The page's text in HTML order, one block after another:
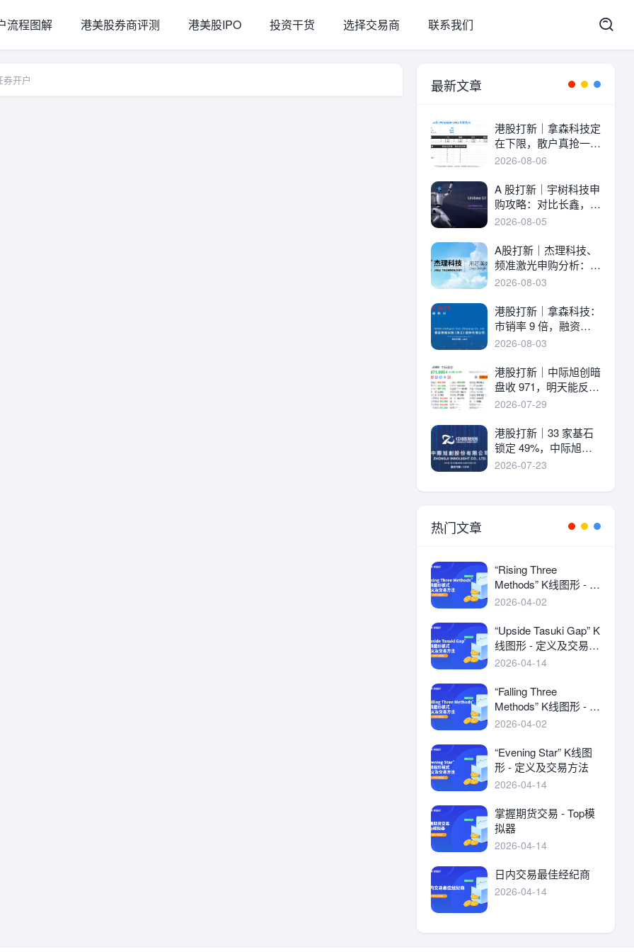
流程图解 港美股券商评测 港美股IPO 投资干货 选择交易商 联系我们
开户 最新文章
港股打新｜拿森科技定
在下限，散户真抢一
手！
2026-08-06
A 股打新｜宇树科技申
购攻略：对比长鑫，一
文讲透中签率与A港差
2026-08-05
A股打新｜杰理科技、
频准激光申购分析：估
值、中签率与资金方案
2026-08-03
港股打新｜拿森科技：
市销率 9 倍，融资溢
价 30%，能打吗？
2026-08-03
港股打新｜中际旭创暗
盘收 971，明天能反弹
吗？
2026-07-29
港股打新｜33 家基石
锁定 49%，中际旭创
详细申购分析！
2026-07-23
热门文章
“Rising Three
Methods” K线图形 - 定
义及交易方法
2026-04-02
“Upside Tasuki Gap” K
线图形 - 定义及交易方
法
2026-04-14
“Falling Three
Methods” K线图形 - 定
义及交易方法
2026-04-02
“Evening Star” K线图
形 - 定义及交易方法
2026-04-14
掌握期货交易 - Top模
拟器
2026-04-14
日内交易最佳经纪商
2026-04-14